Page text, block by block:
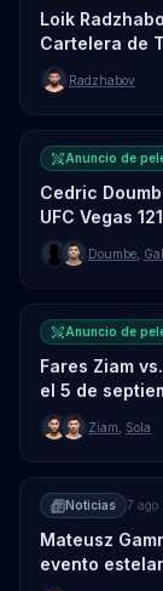
Loik
Cartelera de
Radzhabov
Anuncio de
Cedric
UFC Vegas
Doumbe
Anuncio de
Fares Ziam
el 5 de
Ziam Sola
Noticias 7 ago
Mateusz
evento